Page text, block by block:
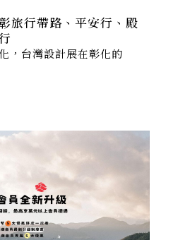
旅行帶路、平安行、殿
，台灣設計展在彰化的